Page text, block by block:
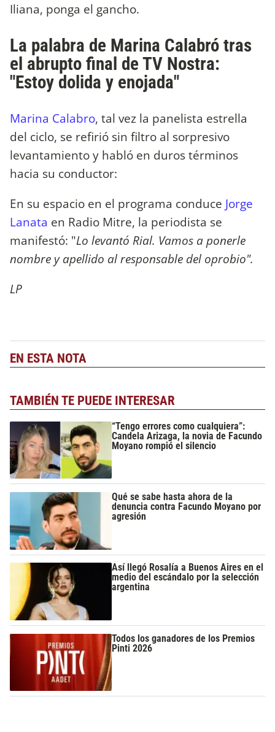
Iliana, ponga el gancho.
La palabra de Marina Calabró tras
el abrupto final de TV Nostra:
"Estoy dolida y enojada"
Marina Calabro, tal vez la panelista estrella
del ciclo, se refirió sin filtro al sorpresivo
levantamiento y habló en duros términos
hacia su conductor:
En su espacio en el programa conduce Jorge
Lanata en Radio Mitre, la periodista se
manifestó: "Lo levantó Rial. Vamos a ponerle
nombre y apellido al responsable del oprobio".
LP
EN ESTA NOTA
TAMBIÉN TE PUEDE INTERESAR
“Tengo errores como cualquiera”:
Candela Arizaga, la novia de Facundo
Moyano rompió el silencio
Qué se sabe hasta ahora de la
denuncia contra Facundo Moyano por
agresión
Así llegó Rosalía a Buenos Aires en el
medio del escándalo por la selección
argentina
Todos los ganadores de los Premios
Pinti 2026